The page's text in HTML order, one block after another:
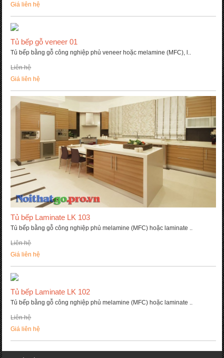
Giá liên hệ
Tủ bếp gỗ veneer 01
Tủ bếp bằng gỗ công nghiệp phủ veneer hoặc melamine (MFC), l..
Liên hệ
Giá liên hệ
Tủ bếp Laminate LK 103
Tủ bếp bằng gỗ công nghiệp phủ melamine (MFC) hoặc laminate ..
Liên hệ
Giá liên hệ
Tủ bếp Laminate LK 102
Tủ bếp bằng gỗ công nghiệp phủ melamine (MFC) hoặc laminate ..
Liên hệ
Giá liên hệ